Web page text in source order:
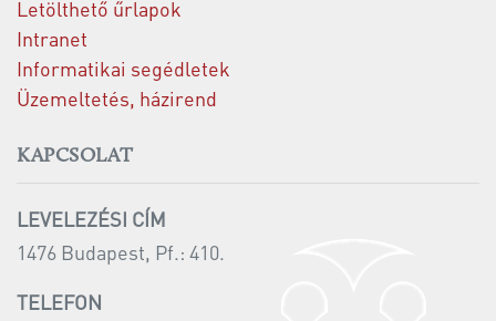
Letölthető űrlapok
Intranet
Informatikai segédletek
Üzemeltetés, házirend
KAPCSOLAT
LEVELEZÉSI CÍM
1476 Budapest, Pf.: 410.
TELEFON